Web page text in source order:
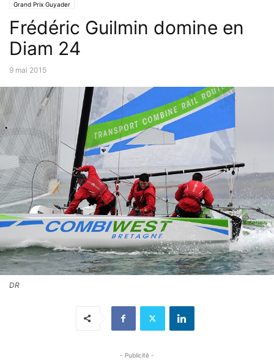
Grand Prix Guyader
Frédéric Guilmin domine en
Diam 24
9 mai 2015
DR
- Publicité -